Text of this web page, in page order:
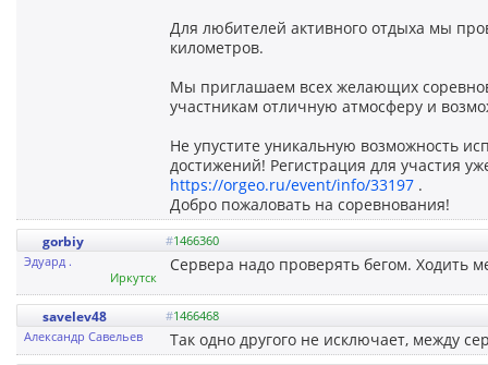
Для любителей активного отдыха мы
километров.
Мы приглашаем всех желающих
участникам отличную атмосферу и
Не упустите уникальную возможность
достижений! Регистрация для участия
https://orgeo.ru/event/info/33197 .
Добро пожаловать на соревнования!
gorbiy #1466360
Эдуард .
Иркутск
Сервера надо проверять бегом. Ходить
savelev48 #1466468
Александр Савельев
Так одно другого не исключает, между